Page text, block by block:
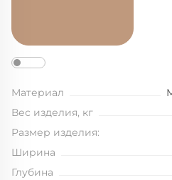
Материал
Вес изделия, кг
Размер изделия:
Ширина
Глубина